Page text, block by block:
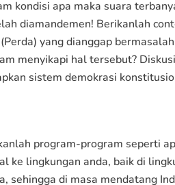
kondisi apa maka suara
diamandemen! Berikanlah
yang dianggap
menyikapi hal tersebut?
sistem demokrasi
program-program seperti
ke lingkungan anda, baik di
sehingga di masa mendatang